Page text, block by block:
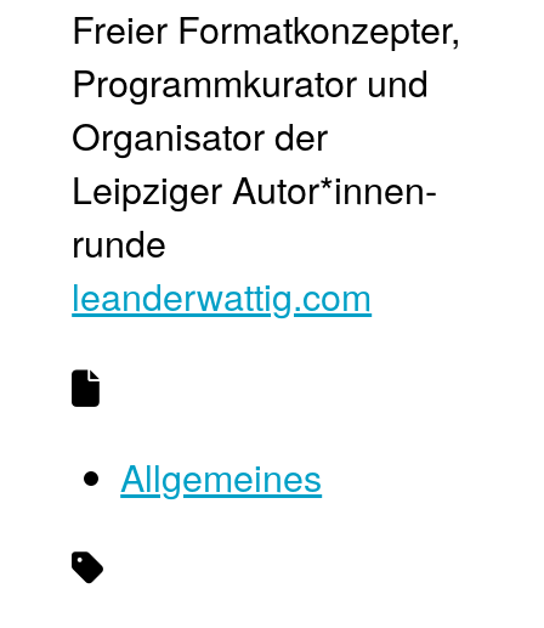
Freier Format­konzepter,
Programm­kurator und
Organisator der
Leipziger Autor*innen­
runde
leanderwattig.com
Allgemeines